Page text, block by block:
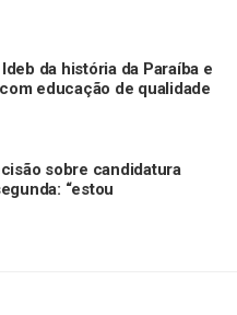
da história da Paraíba e
educação de qualidade
sobre candidatura
“estou